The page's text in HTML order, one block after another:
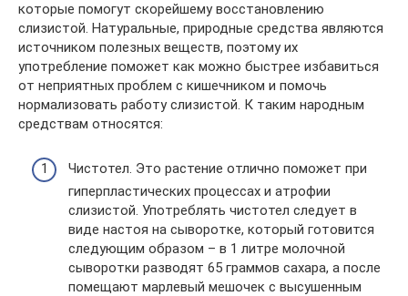
которые помогут скорейшему восстановлению
слизистой. Натуральные, природные средства являются
источником полезных веществ, поэтому их
употребление поможет как можно быстрее избавиться
от неприятных проблем с кишечником и помочь
нормализовать работу слизистой. К таким народным
средствам относятся:
Чистотел. Это растение отлично поможет при
гиперпластических процессах и атрофии
слизистой. Употреблять чистотел следует в
виде настоя на сыворотке, который готовится
следующим образом – в 1 литре молочной
сыворотки разводят 65 граммов сахара, а после
помещают марлевый мешочек с высушенным